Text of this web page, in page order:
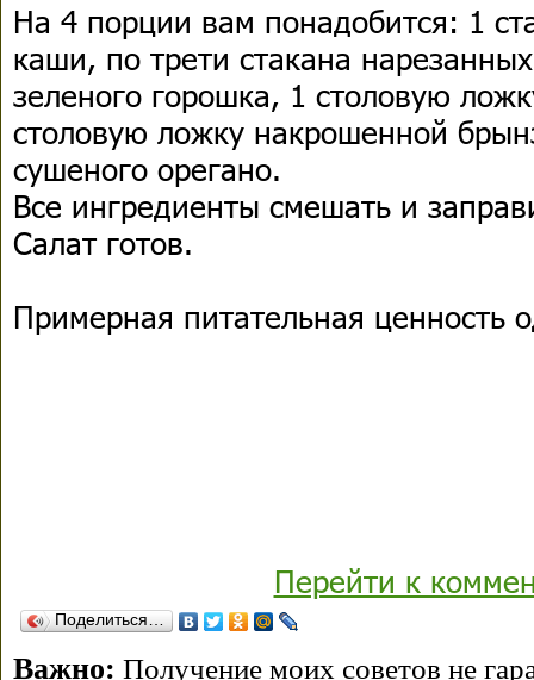
На 4 порции вам понадобится: 1
каши, по трети стакана
зеленого горошка, 1 столовую
столовую ложку накрошенной
сушеного орегано.
Все ингредиенты смешать и
Салат готов.
Примерная питательная ценность
Перейти к
Поделиться…
Важно: Получение моих советов не